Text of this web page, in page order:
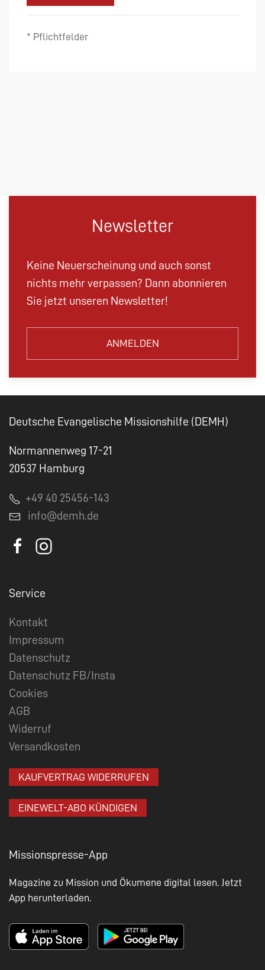
* Pflichtfelder
Newsletter
Keine Neuerscheinung und auch sonst
nichts mehr verpassen? Dann abonnieren
Sie jetzt unseren Newsletter!
ANMELDEN
Deutsche Evangelische Missionshilfe (DEMH)
Normannenweg 17-21
20537 Hamburg
+49 40 25456-143
info@demh.de
Service
Kontakt
Impressum
Datenschutz
Datenschutz FB/Insta
Cookies
AGB
Widerruf
Versandkosten
KAUFVERTRAG WIDERRUFEN
EINEWELT-ABO KÜNDIGEN
Missionspresse-App
Magazine zu Mission und Ökumene digital lesen. Jetzt
App herunterladen.